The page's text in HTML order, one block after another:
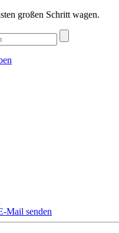
großen Schritt wagen.
Mail senden